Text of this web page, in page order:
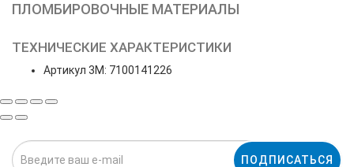
ПЛОМБИРОВОЧНЫЕ МАТЕРИАЛЫ
ТЕХНИЧЕСКИЕ ХАРАКТЕРИСТИКИ
Артикул 3M: 7100141226
ПОДПИСАТЬСЯ